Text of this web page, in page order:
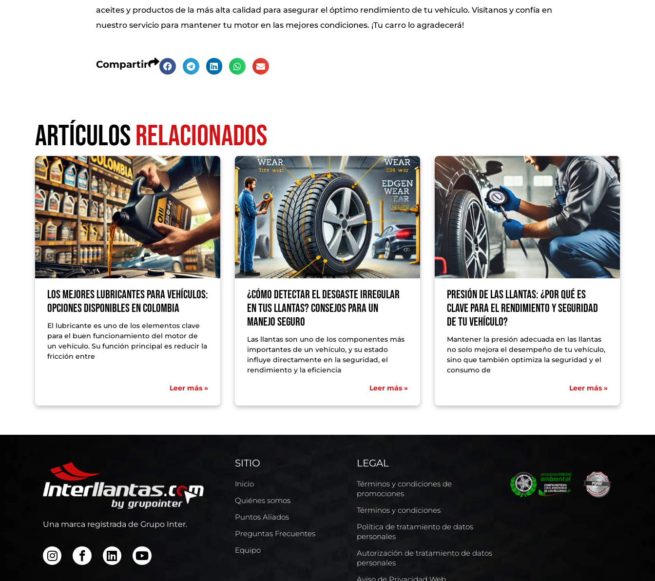
aceites y productos de la más alta calidad para asegurar el óptimo rendimiento de tu vehículo. Visítanos y confía en
nuestro servicio para mantener tu motor en las mejores condiciones. ¡Tu carro lo agradecerá!
Compartir
ArtículosRelacionados
Los Mejores Lubricantes para Vehículos:
Opciones Disponibles en Colombia
El lubricante es uno de los elementos clave
para el buen funcionamiento del motor de
un vehículo. Su función principal es reducir la
fricción entre
Leer más »
¿Cómo detectar el desgaste irregular
en tus llantas? Consejos para un
manejo seguro
Las llantas son uno de los componentes más
importantes de un vehículo, y su estado
influye directamente en la seguridad, el
rendimiento y la eficiencia
Leer más »
Presión de las llantas: ¿Por qué es
clave para el rendimiento y seguridad
de tu vehículo?
Mantener la presión adecuada en las llantas
no solo mejora el desempeño de tu vehículo,
sino que también optimiza la seguridad y el
consumo de
Leer más »
Una marca registrada de Grupo Inter.
SITIO
Inicio
Quiénes somos
Puntos Aliados
Preguntas Frecuentes
Equipo
LEGAL
Términos y condiciones de
promociones
Términos y condiciones
Política de tratamiento de datos
personales
Autorización de tratamiento de datos
personales
Aviso de Privacidad Web